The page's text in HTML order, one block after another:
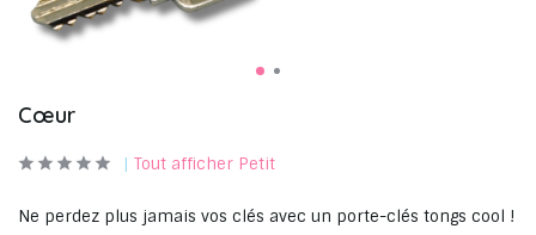
Cœur
Tout afficher Petit
Ne perdez plus jamais vos clés avec un porte-clés tongs cool !